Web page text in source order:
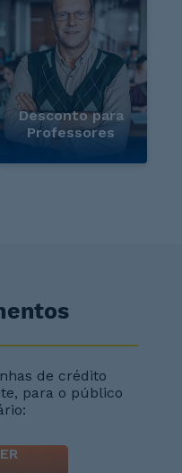
Desconto para
Professores
de crédito
para o público